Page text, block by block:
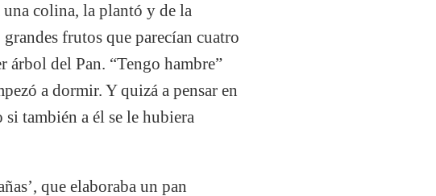
una colina, la plantó y de la
frutos que parecían cuatro
árbol del Pan. “Tengo hambre”
a dormir. Y quizá a pensar en
también a él se le hubiera
que elaboraba un pan